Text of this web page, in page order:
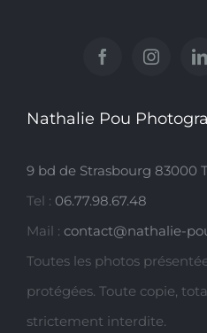
Nathalie Pou
9 bd de Strasbourg 83000
Tel : 06.77.98.67.48
Mail : contact@nathalie-
Toutes les photos
protégées. Toute copie,
strictement interdite.